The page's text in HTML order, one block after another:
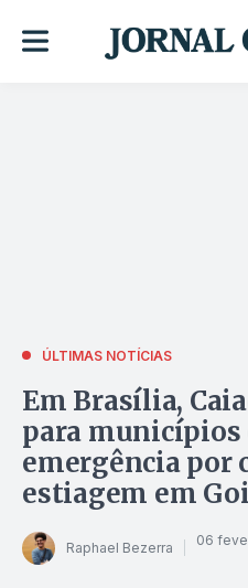
ÚLTIMAS NOTÍCIAS
Em Brasília,
para municípios
emergência por
estiagem em
Raphael Bezerra 06